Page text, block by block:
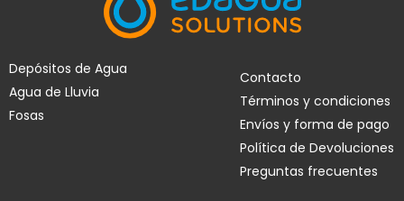
ESTÁS AQUÍ
Bombas Exteriores
Bombas pozo
Bombas achique
Bombas achique
Depósitos de Agua
Agua de Lluvia
Fosas
Contacto
Términos y condiciones
Envíos y forma de pago
Política de Devoluciones
Preguntas frecuentes